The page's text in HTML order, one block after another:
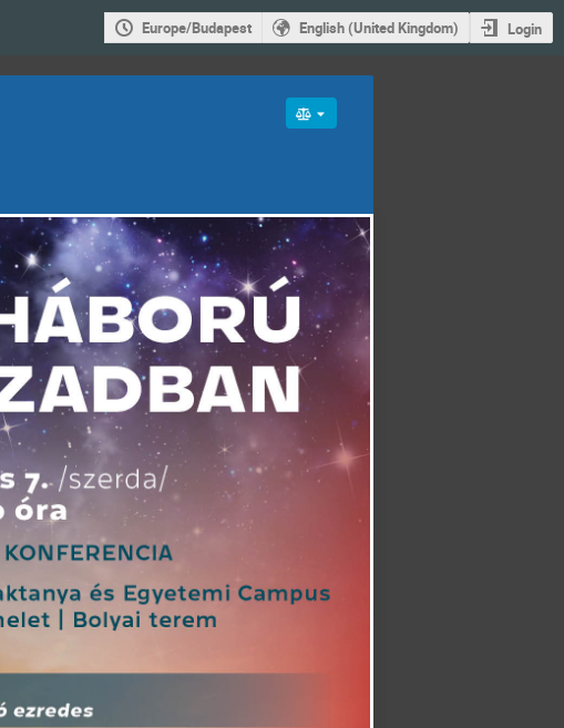
Europe/Budapest English (United Kingdom) Login